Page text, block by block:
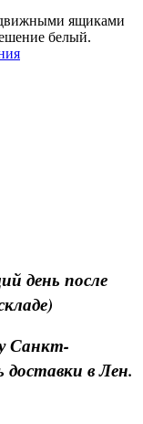
ящиками
белый.
день после
Санкт-
доставки в Лен.